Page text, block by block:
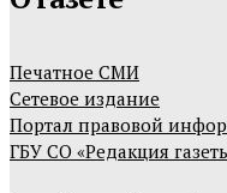
Печатное СМИ
Сетевое издание
Портал правовой
ГБУ СО «Редакция